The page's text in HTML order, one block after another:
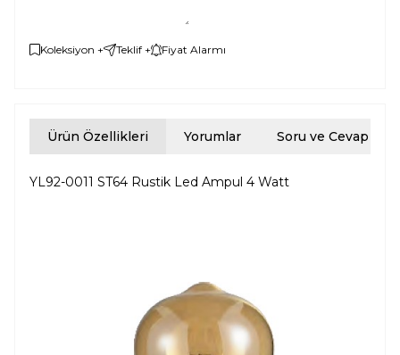
Koleksiyon + Teklif + Fiyat Alarmı
Ürün Özellikleri Yorumlar Soru ve Cevap
YL92-0011 ST64 Rustik Led Ampul 4 Watt